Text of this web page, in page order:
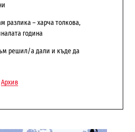
разлика – харча толкова,
година
решил/а дали и къде да
Архив